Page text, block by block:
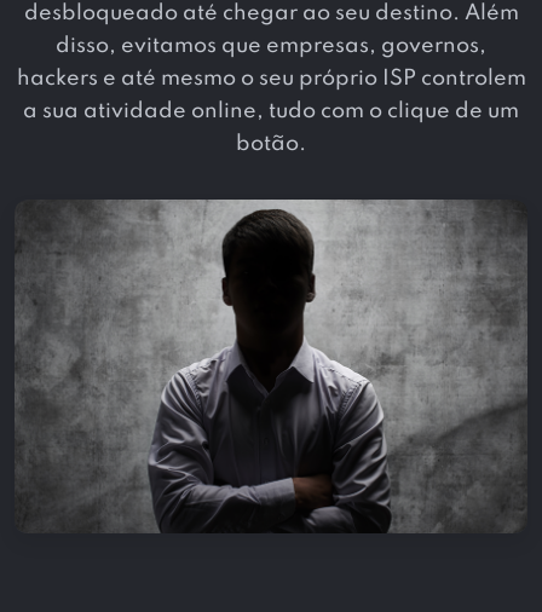
desbloqueado até chegar ao seu destino. Além
disso, evitamos que empresas, governos,
hackers e até mesmo o seu próprio ISP controlem
a sua atividade online, tudo com o clique de um
botão.